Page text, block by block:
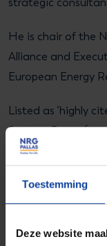
Toestemming
Deze website
He is chair of the
Alliance and
European Energy
Listed as ‘highly
Science Group
research field.
As IPCC
for the IPCC in
Awarded the